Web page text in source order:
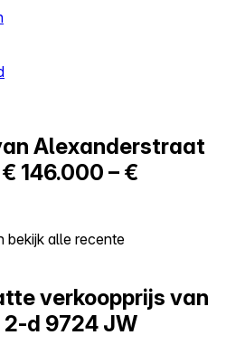
Alexanderstraat
€ 146.000 – €
bekijk alle recente
verkoopprijs van
d 9724 JW